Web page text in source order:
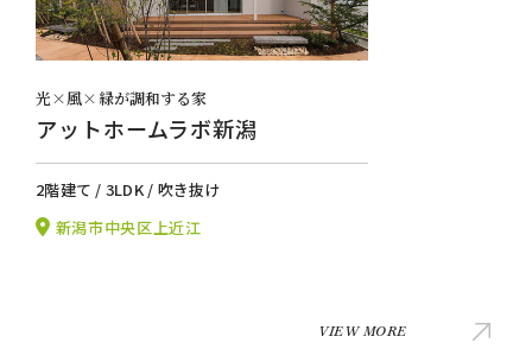
光×風×緑が調和する家
アットホームラボ新潟
2階建て / 3LDK / 吹き抜け
新潟市中央区上近江
VIEW MORE